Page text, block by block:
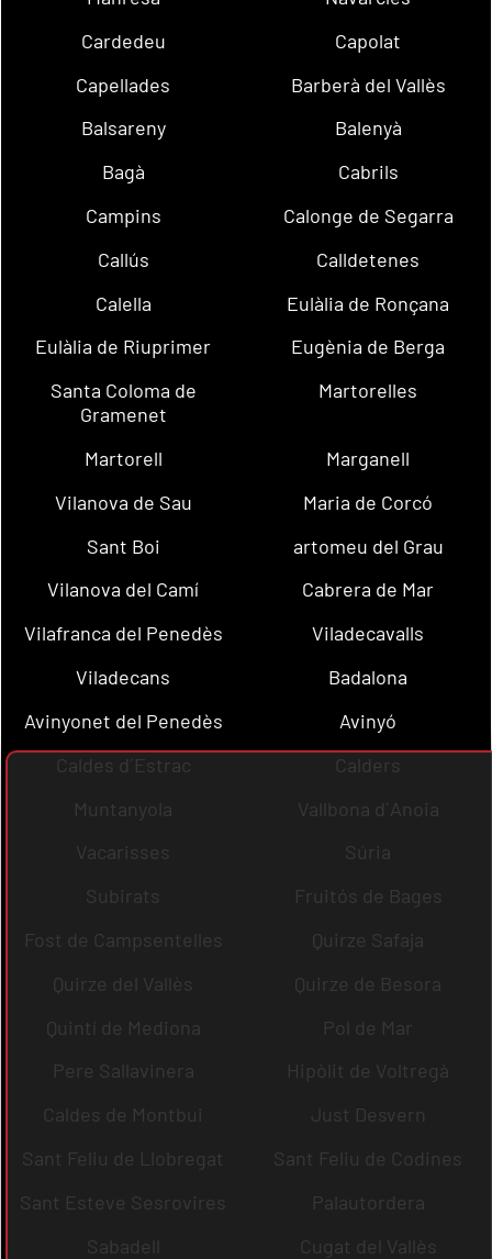
Cardedeu
Capolat
Capellades
Barberà del Vallès
Balsareny
Balenyà
Bagà
Cabrils
Campins
Calonge de Segarra
Callús
Calldetenes
Calella
Eulàlia de Ronçana
Eulàlia de Riuprimer
Eugènia de Berga
Santa Coloma de
Gramenet
Martorelles
Martorell
Marganell
Vilanova de Sau
Maria de Corcó
Sant Boi
artomeu del Grau
Vilanova del Camí
Cabrera de Mar
Vilafranca del Penedès
Viladecavalls
Viladecans
Badalona
Avinyonet del Penedès
Avinyó
Caldes d´Estrac
Calders
Muntanyola
Vallbona d´Anoia
Vacarisses
Súria
Subirats
Fruitós de Bages
Fost de Campsentelles
Quirze Safaja
Quirze del Vallès
Quirze de Besora
Quintí de Mediona
Pol de Mar
Pere Sallavinera
Hipòlit de Voltregà
Caldes de Montbui
Just Desvern
Sant Feliu de Llobregat
Sant Feliu de Codines
Sant Esteve Sesrovires
Palautordera
Sabadell
Cugat del Vallès